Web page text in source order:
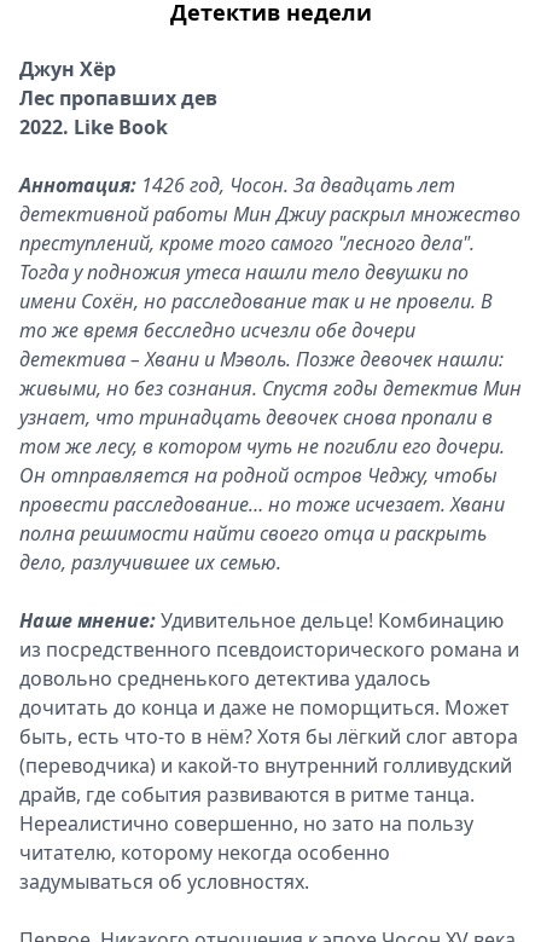
Детектив недели
Джун Хёр
Лес пропавших дев
2022. Like Book
Аннотация: 1426 год, Чосон. За двадцать лет
детективной работы Мин Джиу раскрыл множество
преступлений, кроме того самого "лесного дела".
Тогда у подножия утеса нашли тело девушки по
имени Сохён, но расследование так и не провели. В
то же время бесследно исчезли обе дочери
детектива – Хвани и Мэволь. Позже девочек нашли:
живыми, но без сознания. Спустя годы детектив Мин
узнает, что тринадцать девочек снова пропали в
том же лесу, в котором чуть не погибли его дочери.
Он отправляется на родной остров Чеджу, чтобы
провести расследование… но тоже исчезает. Хвани
полна решимости найти своего отца и раскрыть
дело, разлучившее их семью.
Наше мнение:Удивительное дельце! Комбинацию
из посредственного псевдоисторического романа и
довольно средненького детектива удалось
дочитать до конца и даже не поморщиться. Может
быть, есть что-то в нём? Хотя бы лёгкий слог автора
(переводчика) и какой-то внутренний голливудский
драйв, где события развиваются в ритме танца.
Нереалистично совершенно, но зато на пользу
читателю, которому некогда особенно
задумываться об условностях.